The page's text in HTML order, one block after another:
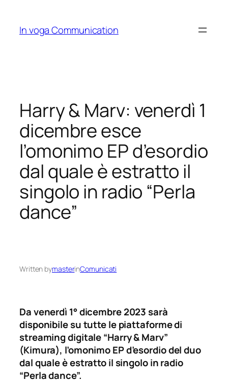
content
In voga Communication
Harry & Marv: venerdì 1
dicembre esce
l’omonimo EP d’esordio
dal quale è estratto il
singolo in radio “Perla
dance”
Written bymasterinComunicati
Da venerdì 1° dicembre 2023 sarà
disponibile su tutte le piattaforme di
streaming digitale “Harry & Marv”
(Kimura), l’omonimo EP d’esordio del duo
dal quale è estratto il singolo in radio
“Perla dance”.